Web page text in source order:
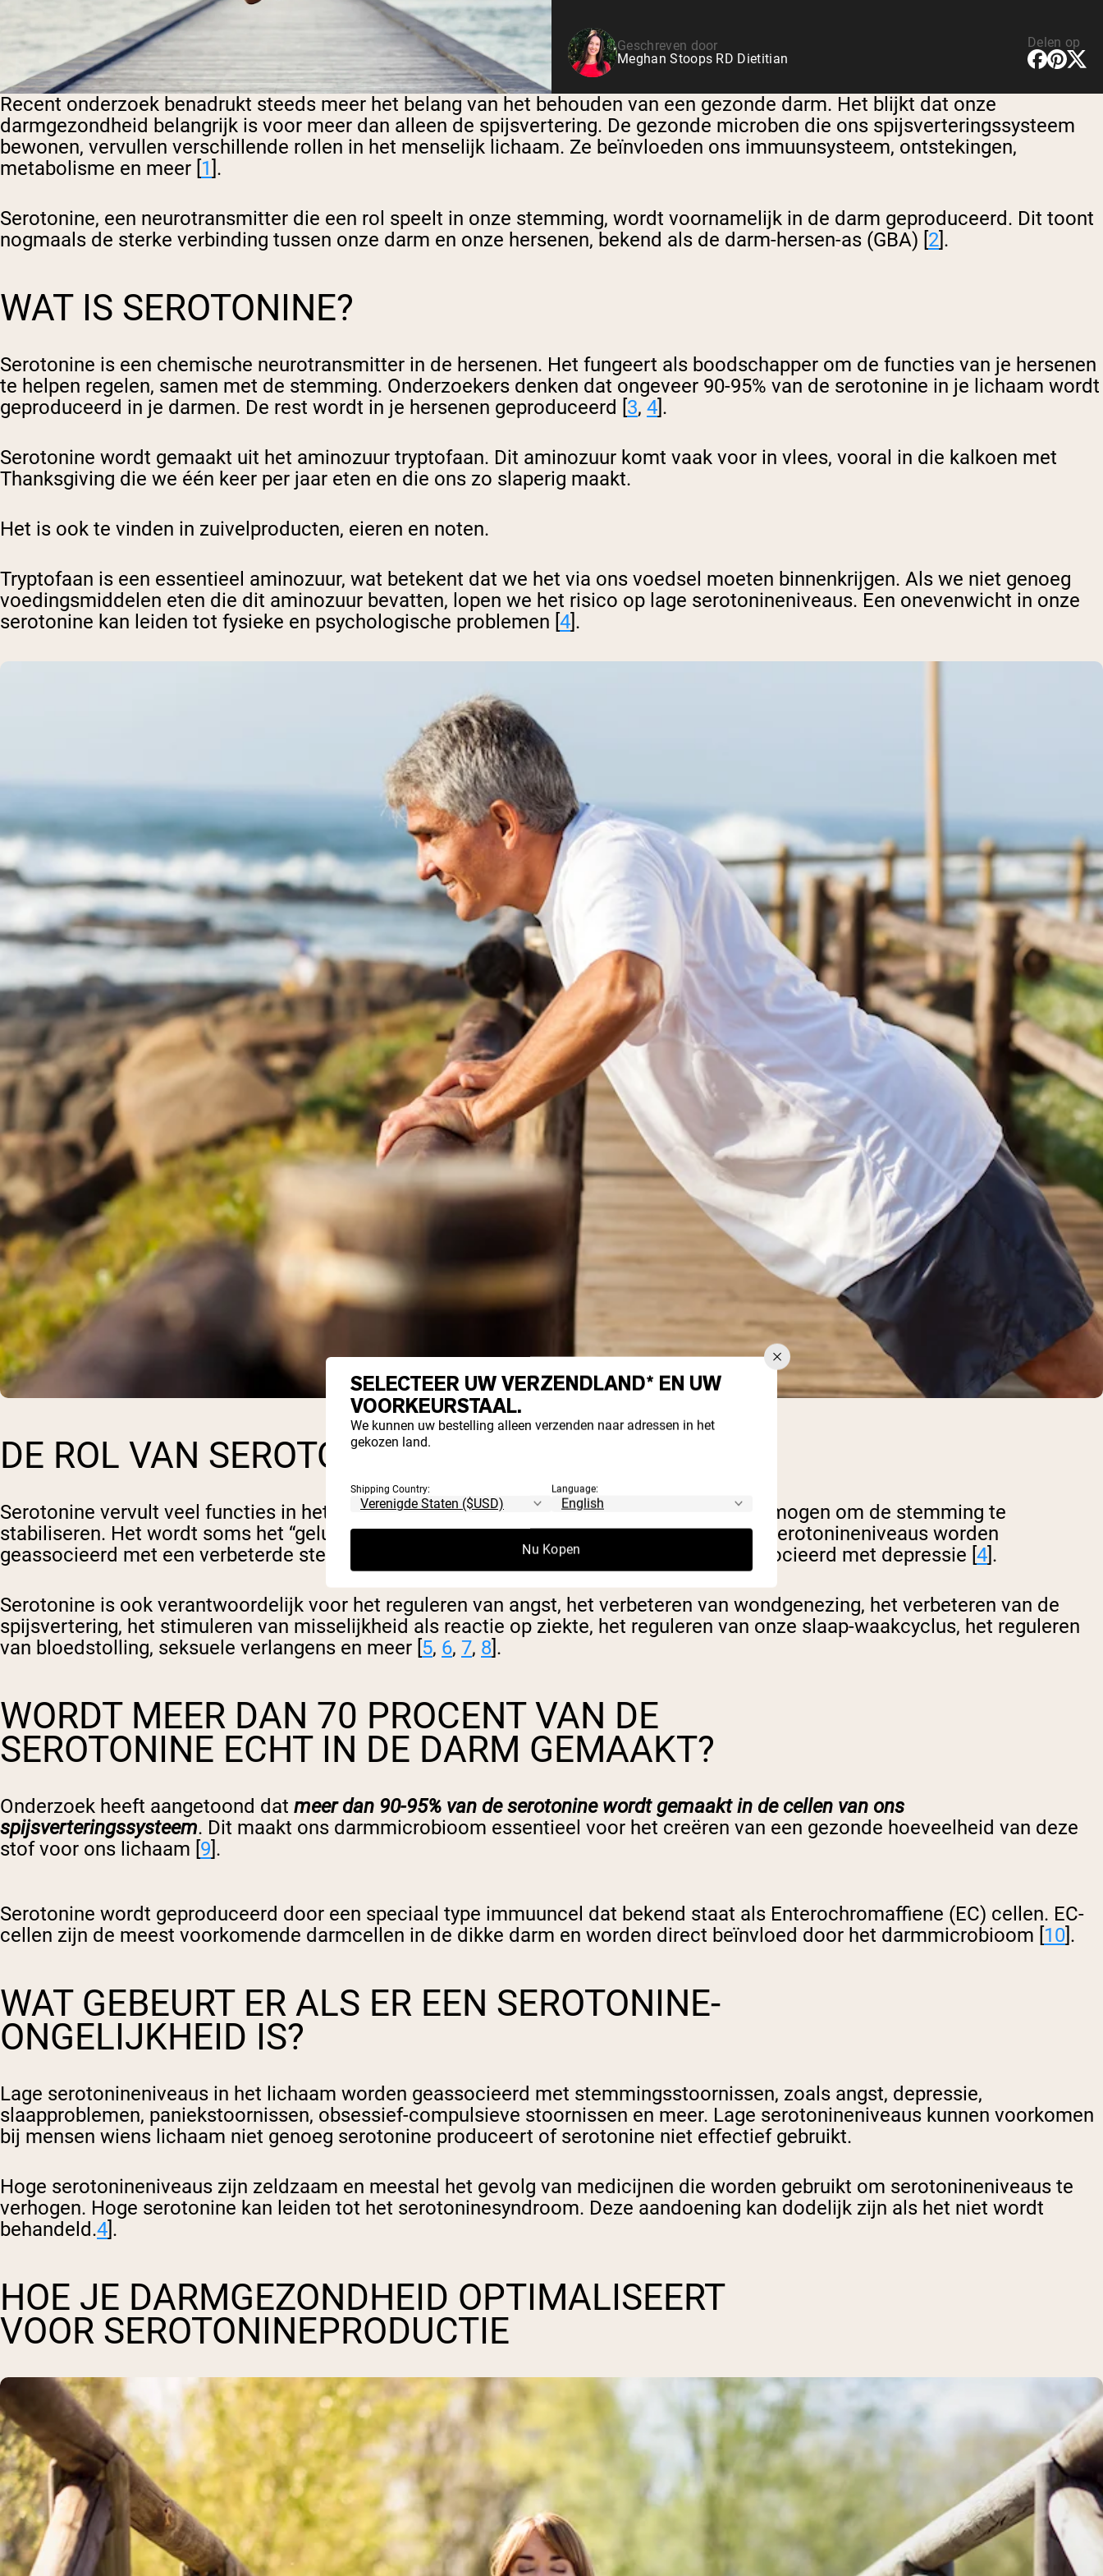
Geschreven door
Meghan Stoops RD Dietitian
Delen op
Recent onderzoek benadrukt steeds meer het belang van het behouden van een gezonde darm. Het blijkt dat onze
darmgezondheid belangrijk is voor meer dan alleen de spijsvertering. De gezonde microben die ons spijsverteringssysteem
bewonen, vervullen verschillende rollen in het menselijk lichaam. Ze beïnvloeden ons immuunsysteem, ontstekingen,
metabolisme en meer [ 1 ].
Serotonine, een neurotransmitter die een rol speelt in onze stemming, wordt voornamelijk in de darm geproduceerd. Dit toont
nogmaals de sterke verbinding tussen onze darm en onze hersenen, bekend als de darm-hersen-as (GBA) [ 2 ].
WAT IS SEROTONINE?
Serotonine is een chemische neurotransmitter in de hersenen. Het fungeert als boodschapper om de functies van je hersenen
te helpen regelen, samen met de stemming. Onderzoekers denken dat ongeveer 90-95% van de serotonine in je lichaam wordt
geproduceerd in je darmen. De rest wordt in je hersenen geproduceerd [ 3, 4 ].
Serotonine wordt gemaakt uit het aminozuur tryptofaan. Dit aminozuur komt vaak voor in vlees, vooral in die kalkoen met
Thanksgiving die we één keer per jaar eten en die ons zo slaperig maakt.
Het is ook te vinden in zuivelproducten, eieren en noten.
Tryptofaan is een essentieel aminozuur, wat betekent dat we het via ons voedsel moeten binnenkrijgen. Als we niet genoeg
voedingsmiddelen eten die dit aminozuur bevatten, lopen we het risico op lage serotonineniveaus. Een onevenwicht in onze
serotonine kan leiden tot fysieke en psychologische problemen [ 4 ].
DE ROL VAN SEROTONINE IN HET LICHAAM
Serotonine vervult veel functies in het lichaam, maar het staat vooral bekend om zijn vermogen om de stemming te
stabiliseren. Het wordt soms het “gelukshormoon” in de hersenen genoemd. Voldoende serotonineniveaus worden
geassocieerd met een verbeterde stemming en focus, terwijl lage niveaus worden geassocieerd met depressie [ 4 ].
Serotonine is ook verantwoordelijk voor het reguleren van angst, het verbeteren van wondgenezing, het verbeteren van de
spijsvertering, het stimuleren van misselijkheid als reactie op ziekte, het reguleren van onze slaap-waakcyclus, het reguleren
van bloedstolling, seksuele verlangens en meer [ 5, 6, 7, 8 ].
WORDT MEER DAN 70 PROCENT VAN DE
SEROTONINE ECHT IN DE DARM GEMAAKT?
Onderzoek heeft aangetoond dat meer dan 90-95% van de serotonine wordt gemaakt in de cellen van ons
spijsverteringssysteem. Dit maakt ons darmmicrobioom essentieel voor het creëren van een gezonde hoeveelheid van deze
stof voor ons lichaam [ 9 ].
Serotonine wordt geproduceerd door een speciaal type immuuncel dat bekend staat als Enterochromaffiene (EC) cellen. EC-
cellen zijn de meest voorkomende darmcellen in de dikke darm en worden direct beïnvloed door het darmmicrobioom [ 10 ].
WAT GEBEURT ER ALS ER EEN SEROTONINE-
ONGELIJKHEID IS?
Lage serotonineniveaus in het lichaam worden geassocieerd met stemmingsstoornissen, zoals angst, depressie,
slaapproblemen, paniekstoornissen, obsessief-compulsieve stoornissen en meer. Lage serotonineniveaus kunnen voorkomen
bij mensen wiens lichaam niet genoeg serotonine produceert of serotonine niet effectief gebruikt.
Hoge serotonineniveaus zijn zeldzaam en meestal het gevolg van medicijnen die worden gebruikt om serotonineniveaus te
verhogen. Hoge serotonine kan leiden tot het serotoninesyndroom. Deze aandoening kan dodelijk zijn als het niet wordt
behandeld.4 ].
HOE JE DARMGEZONDHEID OPTIMALISEERT
VOOR SEROTONINEPRODUCTIE
SELECTEER UW VERZENDLAND* EN UW
VOORKEURSTAAL.
We kunnen uw bestelling alleen verzenden naar adressen in het
gekozen land.
Shipping Country: Language:
Nu Kopen